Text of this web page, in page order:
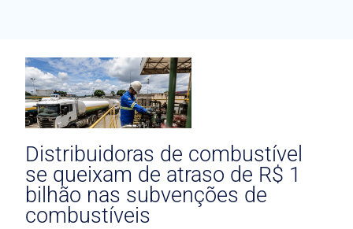
Distribuidoras de combustível
se queixam de atraso de R$ 1
bilhão nas subvenções de
combustíveis